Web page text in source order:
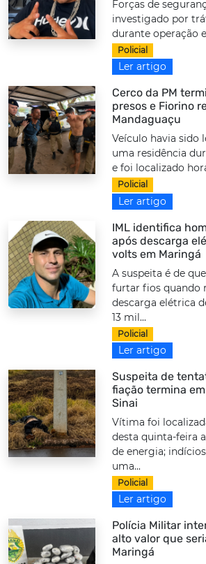
Forças de
investigado por
durante operação
Policial
Ler artigo
Cerco da PM
presos e Fiorino
Mandaguaçu
Veículo havia sido
uma residência
e foi localizado
Policial
Ler artigo
IML identifica
após descarga
volts em Maringá
A suspeita é de
furtar fios quando
descarga elétrica
13 mil...
Policial
Ler artigo
Suspeita de
fiação termina
Sinai
Vítima foi
desta quinta-feira
de energia;
uma...
Policial
Ler artigo
Polícia Militar
alto valor que
Maringá